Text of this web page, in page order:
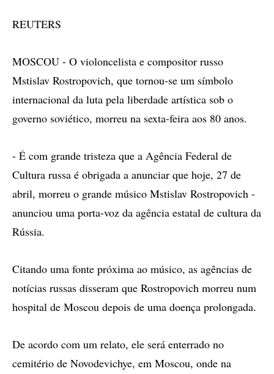
REUTERS
MOSCOU - O violoncelista e compositor russo
Mstislav Rostropovich, que tornou-se um símbolo
internacional da luta pela liberdade artística sob o
governo soviético, morreu na sexta-feira aos 80 anos.
- É com grande tristeza que a Agência Federal de
Cultura russa é obrigada a anunciar que hoje, 27 de
abril, morreu o grande músico Mstislav Rostropovich -
anunciou uma porta-voz da agência estatal de cultura da
Rússia.
Citando uma fonte próxima ao músico, as agências de
notícias russas disseram que Rostropovich morreu num
hospital de Moscou depois de uma doença prolongada.
De acordo com um relato, ele será enterrado no
cemitério de Novodevichye, em Moscou, onde na